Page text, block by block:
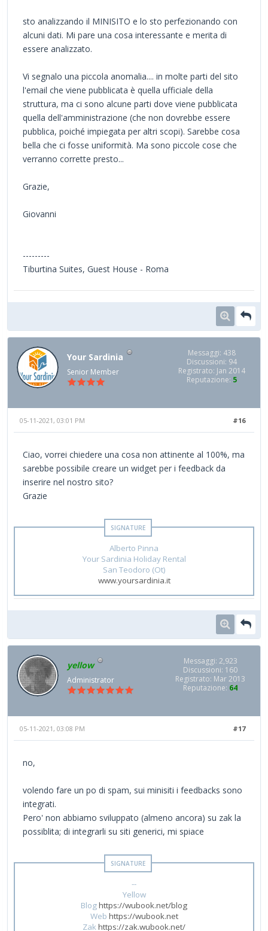
sto analizzando il MINISITO e lo sto perfezionando con
alcuni dati. Mi pare una cosa interessante e merita di
essere analizzato.
Vi segnalo una piccola anomalia.... in molte parti del sito
l'email che viene pubblicata è quella ufficiale della
struttura, ma ci sono alcune parti dove viene pubblicata
quella dell'amministrazione (che non dovrebbe essere
pubblica, poiché impiegata per altri scopi). Sarebbe cosa
bella che ci fosse uniformità. Ma sono piccole cose che
verranno corrette presto...
Grazie,
Giovanni
---------
Tiburtina Suites, Guest House - Roma
Your Sardinia
Senior Member
Messaggi: 438
Discussioni: 94
Registrato: Jan 2014
Reputazione: 5
#16
05-11-2021, 03:01 PM
Ciao, vorrei chiedere una cosa non attinente al 100%, ma
sarebbe possibile creare un widget per i feedback da
inserire nel nostro sito?
Grazie
Alberto Pinna
Your Sardinia Holiday Rental
San Teodoro (Ot)
www.yoursardinia.it
yellow
Administrator
Messaggi: 2,923
Discussioni: 160
Registrato: Mar 2013
Reputazione: 64
#17
05-11-2021, 03:08 PM
no,
volendo fare un po di spam, sui minisiti i feedbacks sono
integrati.
Pero' non abbiamo sviluppato (almeno ancora) su zak la
possiblita; di integrarli su siti generici, mi spiace
--
Yellow
Bloghttps://wubook.net/blog
Web https://wubook.net
Zakhttps://zak.wubook.net/